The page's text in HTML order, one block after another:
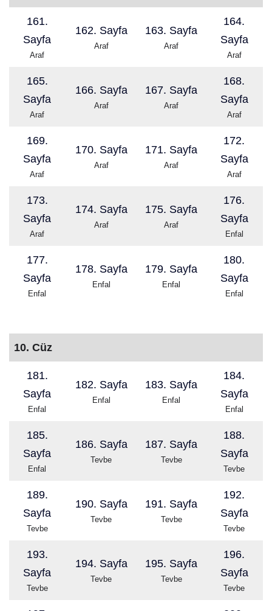
161.
Sayfa
Araf
162. Sayfa
Araf
163. Sayfa
Araf
164.
Sayfa
Araf
165.
Sayfa
Araf
166. Sayfa
Araf
167. Sayfa
Araf
168.
Sayfa
Araf
169.
Sayfa
Araf
170. Sayfa
Araf
171. Sayfa
Araf
172.
Sayfa
Araf
173.
Sayfa
Araf
174. Sayfa
Araf
175. Sayfa
Araf
176.
Sayfa
Enfal
177.
Sayfa
Enfal
178. Sayfa
Enfal
179. Sayfa
Enfal
180.
Sayfa
Enfal
10. Cüz
181.
Sayfa
Enfal
182. Sayfa
Enfal
183. Sayfa
Enfal
184.
Sayfa
Enfal
185.
Sayfa
Enfal
186. Sayfa
Tevbe
187. Sayfa
Tevbe
188.
Sayfa
Tevbe
189.
Sayfa
Tevbe
190. Sayfa
Tevbe
191. Sayfa
Tevbe
192.
Sayfa
Tevbe
193.
Sayfa
Tevbe
194. Sayfa
Tevbe
195. Sayfa
Tevbe
196.
Sayfa
Tevbe